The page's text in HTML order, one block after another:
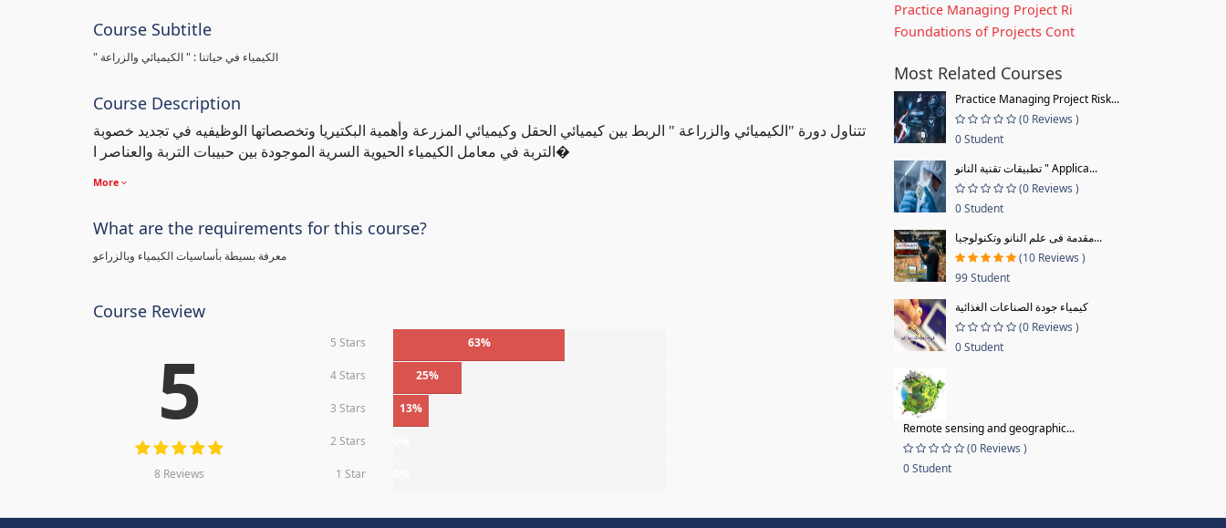
Course Subtitle
" الكيمياء في حياتنا : " الكيميائي والزراعة
Course Description
تتناول دورة "الكيميائي والزراعة " الربط بين كيميائي الحقل وكيميائي المزرعة وأهمية البكتيريا وتخصصاتها الوظيفيه في تجديد خصوبة
التربة في معامل الكيمياء الحيوية السرية الموجودة بين حبيبات التربة والعناصر ا�
More
What are the requirements for this course?
معرفة بسيطة بأساسيات الكيمياء وبالزراعو
Course Review
5
8 Reviews
5 Stars 63%
4 Stars 25%
3 Stars 13%
2 Stars
1 Star
Practice Managing Project Ri
Foundations of Projects Cont
Most Related Courses
Practice Managing Project Risk...
(0 Reviews )
0 Student
تطبيقات تقنية النانو " Applica...
(0 Reviews )
0 Student
مقدمة فى علم النانو وتكنولوجيا...
(10 Reviews )
99 Student
كيمياء جودة الصناعات الغذائية
(0 Reviews )
0 Student
Remote sensing and geographic...
(0 Reviews )
0 Student